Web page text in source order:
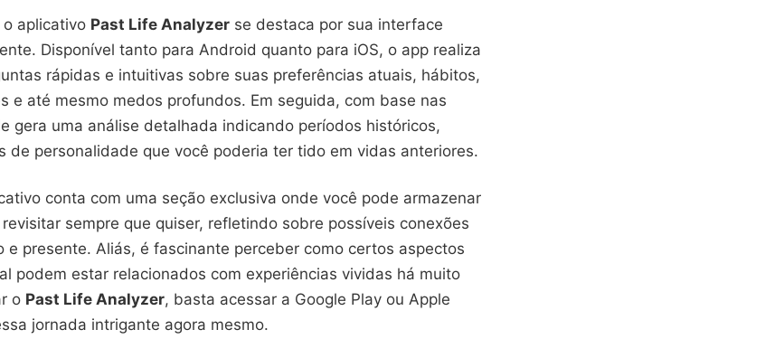
o aplicativo Past Life Analyzer se destaca por sua interface
Disponível tanto para Android quanto para iOS, o app realiza
rápidas e intuitivas sobre suas preferências atuais, hábitos,
e até mesmo medos profundos. Em seguida, com base nas
gera uma análise detalhada indicando períodos históricos,
de personalidade que você poderia ter tido em vidas anteriores.
conta com uma seção exclusiva onde você pode armazenar
sempre que quiser, refletindo sobre possíveis conexões
e presente. Aliás, é fascinante perceber como certos aspectos
podem estar relacionados com experiências vividas há muito
o Past Life Analyzer, basta acessar a Google Play ou Apple
jornada intrigante agora mesmo.